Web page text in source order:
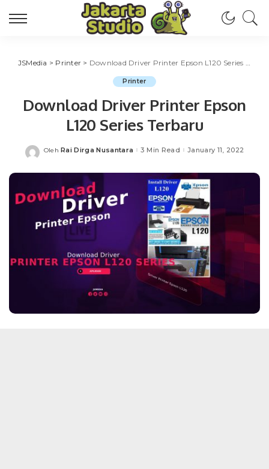
JSMedia > Printer > Download Driver Printer Epson L120 Series Terbaru
Printer
Download Driver Printer Epson
L120 Series Terbaru
Posted
Oleh Rai Dirga Nusantara 3 Min Read January 11, 2022